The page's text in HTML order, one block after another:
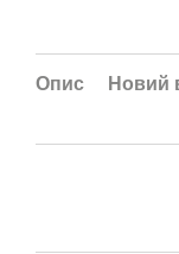
Опис Новий